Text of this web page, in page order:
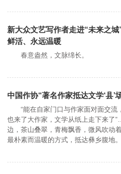
新大众文艺写作者走进“未来之城
鲜活、永远温暖
春意盎然，文脉绵长。
中国作协“著名作家抵达文学‘县’
“能在自家门口与作家面对面交流
也来了大作家，文学从纸上走下来了
边，茶山叠翠，青梅飘香，微风吹动
最朴素而温暖的方式，抵达彝乡腹地。